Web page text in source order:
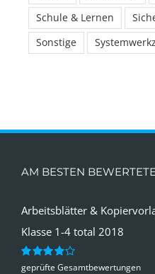
Schule & Lernen
Sonstige
AM BESTEN
Arbeitsblätter &
Klasse 1-4 total 2018
Bewertet
geprüfte Gesamtbewertungen